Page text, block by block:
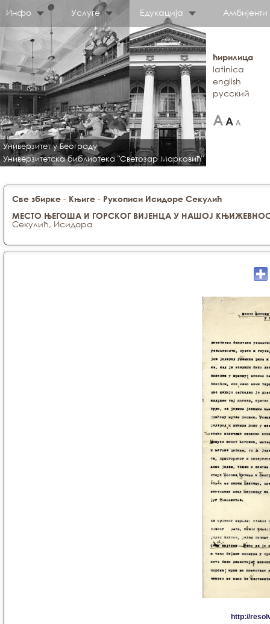
Инфо Услуге Едукација Амбијенти
Универзитет у Београду
Универзитетска библиотека "Светозар Марковић"
ћирилица
latinica
english
русский
Све збирке - Књиге - Рукописи Исидоре Секулић
МЕСТО ЊЕГОША И ГОРСКОГ ВИЈЕНЦА У НАШОЈ
Секулић, Исидора